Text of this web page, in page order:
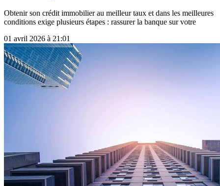
Obtenir son crédit immobilier au meilleur taux et dans les meilleures
conditions exige plusieurs étapes : rassurer la banque sur votre
01 avril 2026 à 21:01